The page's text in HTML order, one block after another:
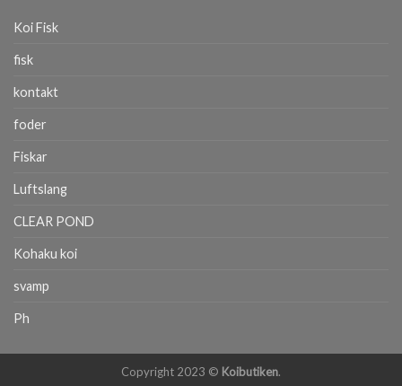
Koi Fisk
fisk
kontakt
foder
Fiskar
Luftslang
CLEAR POND
Kohaku koi
svamp
Ph
Copyright 2023 © Koibutiken.